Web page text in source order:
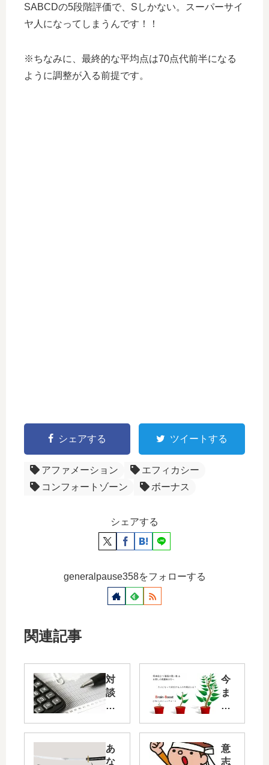
SABCDの5段階評価で、Sしかない。スーパーサイ
ヤ人になってしまうんです！！
※ちなみに、最終的な平均点は70点代前半になる
ように調整が入る前提です。
シェアする ツイートする
アファメーション
エフィカシー
コンフォートゾーン
ボーナス
シェアする
generalpause358をフォローする
関連記事
対
談
：
マ
チ
工
今
ま
で
読
み
方
あ
な
意
志